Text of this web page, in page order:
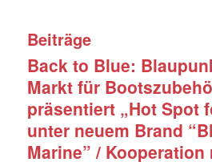
Beiträge
Back to Blue:
Markt für
präsentiert „Hot Spot
unter neuem Brand
Marine” / Kooperation